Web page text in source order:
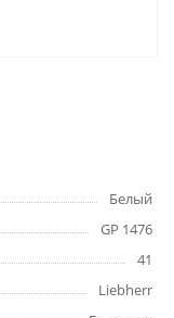
Белый
GP 1476
41
Liebherr